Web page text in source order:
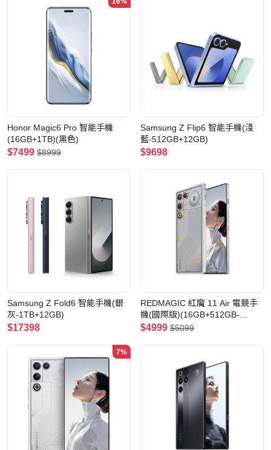
Honor Magic6 Pro 智能手機
(16GB+1TB)(黑色)
$7499 $8999
Samsung Z Flip6 智能手機(淺
藍-512GB+12GB)
$9698
Samsung Z Fold6 智能手機(銀
灰-1TB+12GB)
$17398
REDMAGIC 紅魔 11 Air 電競手
機(國際版)(16GB+512GB-
Trace)
$4999 $5099
7%